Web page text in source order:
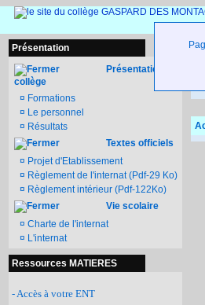
Présentation
Présentation du
collège
¤ Formations
¤ Le personnel
¤ Résultats
Textes officiels
¤ Projet d'Etablissement
¤ Règlement de l'internat (Pdf-29 Ko)
¤ Règlement intérieur (Pdf-122Ko)
Vie scolaire
¤ Charte de l'internat
¤ L'internat
Ressources MATIERES
- Accès à votre ENT